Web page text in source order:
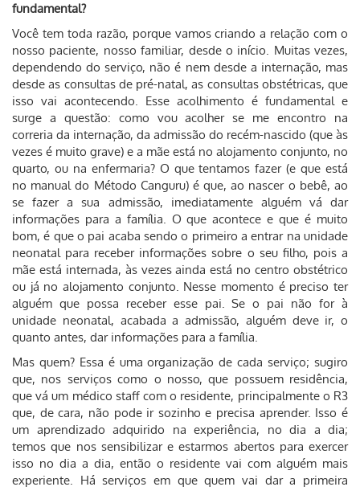
fundamental?
Você tem toda razão, porque vamos criando a relação com o
nosso paciente, nosso familiar, desde o início. Muitas vezes,
dependendo do serviço, não é nem desde a internação, mas
desde as consultas de pré-natal, as consultas obstétricas, que
isso vai acontecendo. Esse acolhimento é fundamental e
surge a questão: como vou acolher se me encontro na
correria da internação, da admissão do recém-nascido (que às
vezes é muito grave) e a mãe está no alojamento conjunto, no
quarto, ou na enfermaria? O que tentamos fazer (e que está
no manual do Método Canguru) é que, ao nascer o bebê, ao
se fazer a sua admissão, imediatamente alguém vá dar
informações para a família. O que acontece e que é muito
bom, é que o pai acaba sendo o primeiro a entrar na unidade
neonatal para receber informações sobre o seu filho, pois a
mãe está internada, às vezes ainda está no centro obstétrico
ou já no alojamento conjunto. Nesse momento é preciso ter
alguém que possa receber esse pai. Se o pai não for à
unidade neonatal, acabada a admissão, alguém deve ir, o
quanto antes, dar informações para a família.
Mas quem? Essa é uma organização de cada serviço; sugiro
que, nos serviços como o nosso, que possuem residência,
que vá um médico staff com o residente, principalmente o R3
que, de cara, não pode ir sozinho e precisa aprender. Isso é
um aprendizado adquirido na experiência, no dia a dia;
temos que nos sensibilizar e estarmos abertos para exercer
isso no dia a dia, então o residente vai com alguém mais
experiente. Há serviços em que quem vai dar a primeira